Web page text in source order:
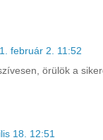
február 2. 11:52
örülök a
18. 12:51